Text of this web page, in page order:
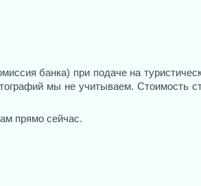
лица.
дети, родители, дедушки, бабушки,
банка) при подаче на
мы не учитываем. Стоимость
прямо сейчас.